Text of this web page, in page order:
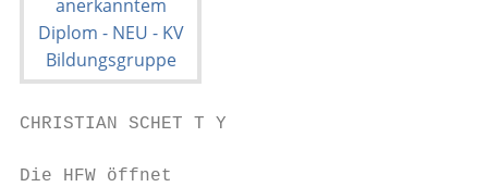
CHRISTIAN SCHET T Y
Die HFW öffnet